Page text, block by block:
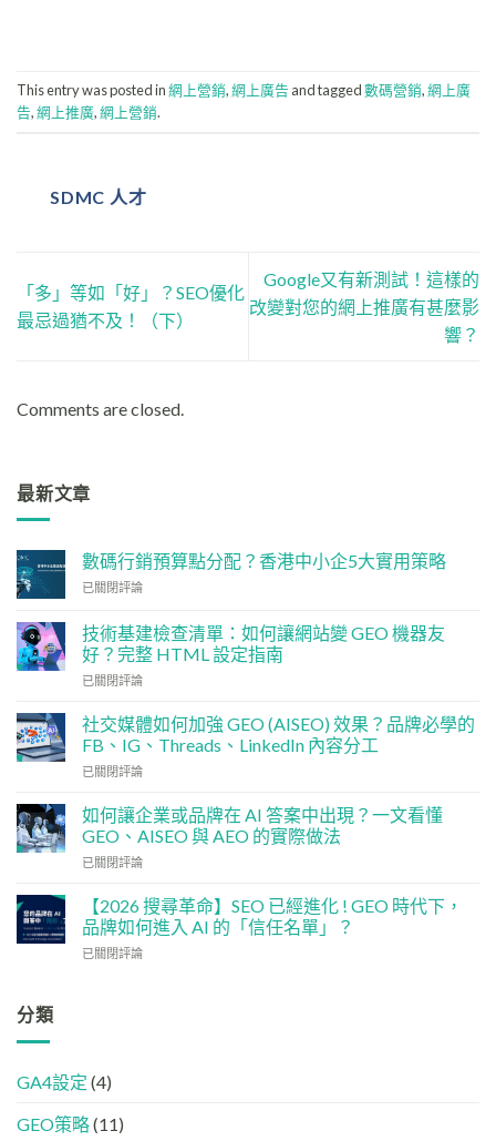
This entry was posted in網上營銷,網上廣告 and tagged數碼營銷,網上廣
告,網上推廣,網上營銷.
SDMC 人才
「多」等如「好」？SEO優化
最忌過猶不及！（下）
Google又有新測試！這樣的
改變對您的網上推廣有甚麼影
響？
Comments are closed.
最新文章
數碼行銷預算點分配？香港中小企5大實用策略
數
行
銷
預
算
分
配？
香
港
小
企
大
策
已關閉評論
技術基建檢查清單：如何讓網站變 GEO 機器友
好？完整 HTML 設定指南
技
基
建
檢
查
單：
如
讓
變
機
HTML
設
定
指
已關閉評論
社交媒體如何加強 GEO (AISEO) 效果？品牌必學的
FB、IG、Threads、LinkedIn 內容分工
社
媒
體
如
何
GEO
(AISEO)
效
FB、
Threads、
已關閉評論
如何讓企業或品牌在 AI 答案中出現？一文看懂
GEO、AISEO 與 AEO 的實際做法
如
企
業
或
中
現？
已關閉評論
【2026 搜尋革命】SEO 已經進化 ! GEO 時代下，
品牌如何進入 AI 的「信任名單」？
【2026
經
化
已關閉評論
分類
GA4設定 (4)
GEO策略(11)